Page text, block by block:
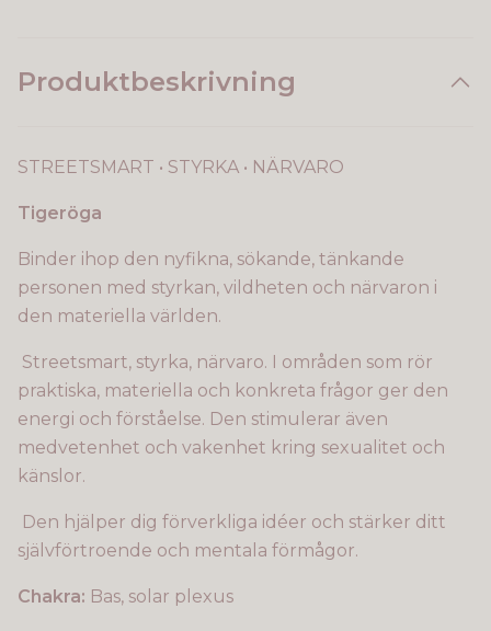
Produktbeskrivning
STREETSMART • STYRKA • NÄRVARO
Tigeröga
Binder ihop den nyfikna, sökande, tänkande
personen med styrkan, vildheten och närvaron i
den materiella världen.
Streetsmart, styrka, närvaro. I områden som rör
praktiska, materiella och konkreta frågor ger den
energi och förståelse. Den stimulerar även
medvetenhet och vakenhet kring sexualitet och
känslor.
Den hjälper dig förverkliga idéer och stärker ditt
självförtroende och mentala förmågor.
Chakra: Bas, solar plexus